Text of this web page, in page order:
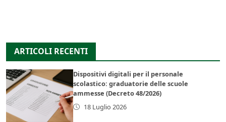
ARTICOLI RECENTI
Dispositivi digitali per il personale
scolastico: graduatorie delle scuole
ammesse (Decreto 48/2026)
18 Luglio 2026